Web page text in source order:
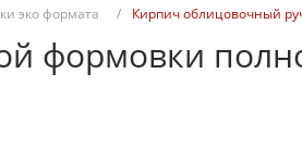
эко формата / Кирпич облицовочный
формовки